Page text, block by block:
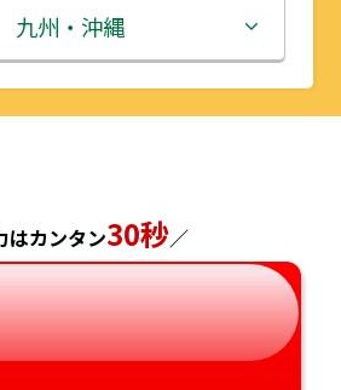
秋田県
山形県
埼玉県
千葉県
神奈川県
石川県
福井県
長野県
岐阜県
静岡県
滋賀県
京都府
兵庫県
奈良県
和歌山県
鳥取県
島根県
広島県
山口県
徳島県
九州・沖縄
福岡県
長崎県
熊本県
大分県
はカンタン30秒／